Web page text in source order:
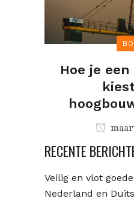
Hoe je
RECENTE
Veilig en vlot
Nederland en